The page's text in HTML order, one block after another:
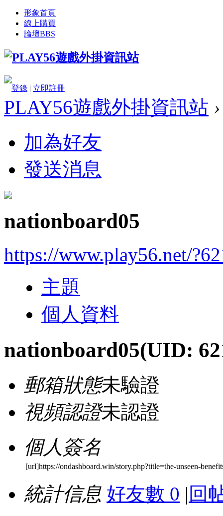
形象首頁
線上購買
論壇BBS
登錄 | 立即註冊
PLAY56遊戲外掛資訊站 ›
加為好友
發送消息
nationboard05
https://www.play56.net/
主題
個人資料
nationboard05(UID:
郵箱狀態未驗證
視頻認證未認證
個人簽名
[url]https://ondashboard.win/story.php?title=the-unseen-
統計信息 好友數 0 | 回